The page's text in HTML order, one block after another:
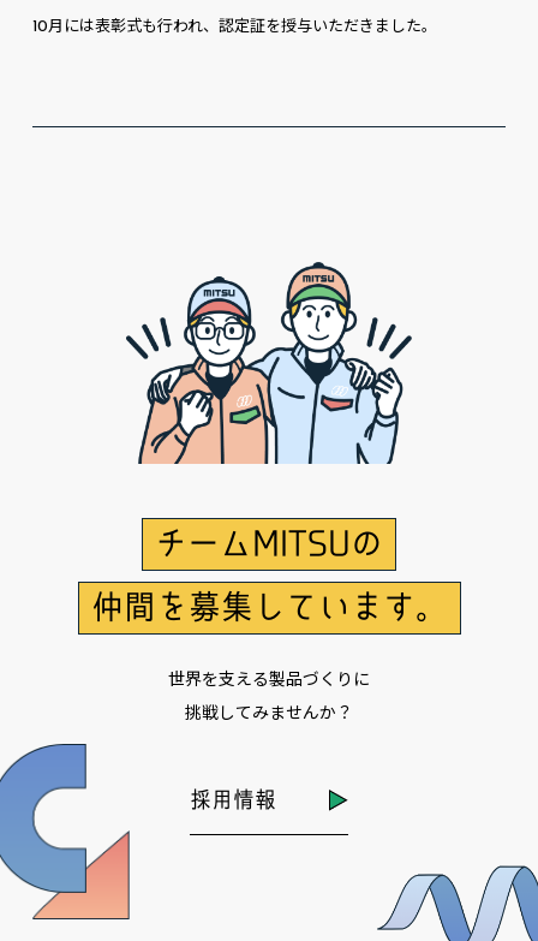
10月には表彰式も行われ、認定証を授与いただきました。
チームMITSUの
仲間を募集しています。
世界を支える製品づくりに
挑戦してみませんか？
採用情報